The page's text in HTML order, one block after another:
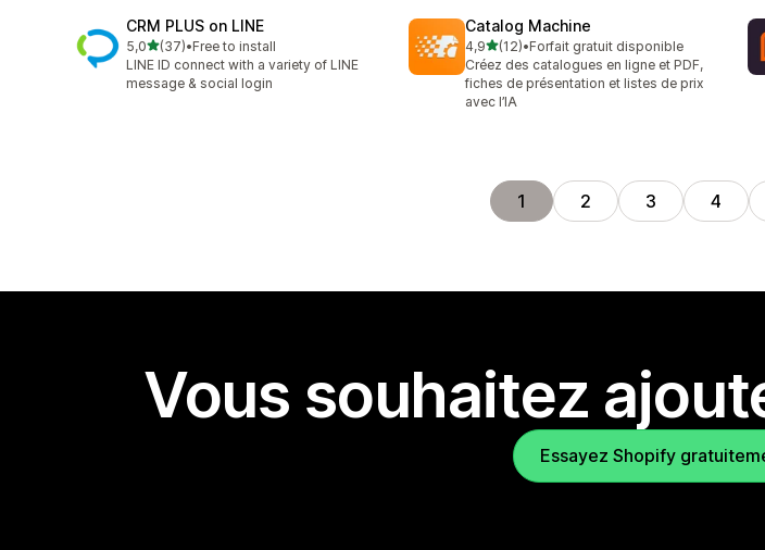
CRM PLUS on LINE
5,0étoile(s) sur 5
(37)
37 avis au total
•Free to install
LINE ID connect with a variety of LINE
message & social login
Catalog Machine
4,9étoile(s) sur 5
(12)
12 avis au total
•Forfait gratuit disponible
Créez des catalogues en ligne et PDF,
fiches de présentation et listes de prix
avec l’IA
1 2 3 4
Vous souhaitez
Essayez Shopify